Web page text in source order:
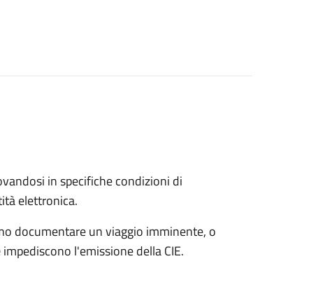
in specifiche condizioni di
elettronica.
documentare un viaggio imminente, o
l'emissione della CIE.